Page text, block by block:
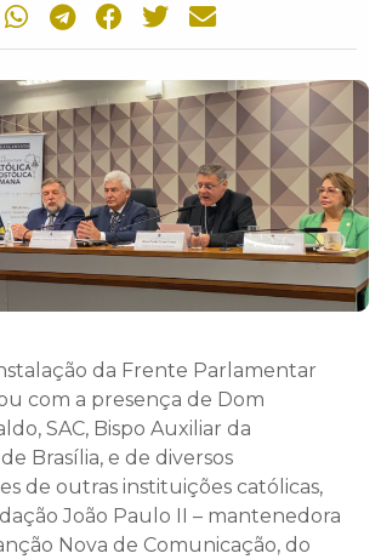
da Frente Parlamentar
com a presença de Dom
SAC, Bispo Auxiliar da
Brasília, e de diversos
de outras instituições católicas,
João Paulo II – mantenedora
Nova de Comunicação, do